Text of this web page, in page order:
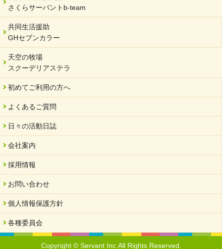
2023/12/29
年末年始のお知らせ
2023/12/18
北方支店・保護者交流会「収穫祭」
2023/11/08
オンラインショップを開設しました
2023/10/20
「可児の企業魅力発見フェア」に出展しました
2023/10/17
馬糞堆肥「馬の力」販売開始
2023/08/18
クラウドファンディングのご案内
yahooショッピングサイト本日開店
2023/02/16
令和さくら高等学院VSサーバント職員 サッカー試合日程変更
2023/01/20
馬たちの物資支援よろしくお願いいたします。
さくらサーバントb-team
共同生活援助
GHセブンカラー
天空の牧場
スクーデリアステラ
初めてご利用の方へ
よくあるご質問
日々の活動日誌
会社案内
採用情報
お問い合わせ
個人情報保護方針
各種委員会
Copyright © Servant Inc.All Rights Reserved.